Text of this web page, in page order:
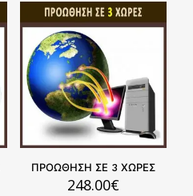
ΠΡΟΩΘΗΣΗ ΣΕ 3 ΧΩΡΕΣ
248.00€